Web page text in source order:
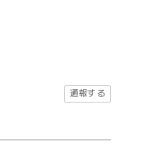
通報する